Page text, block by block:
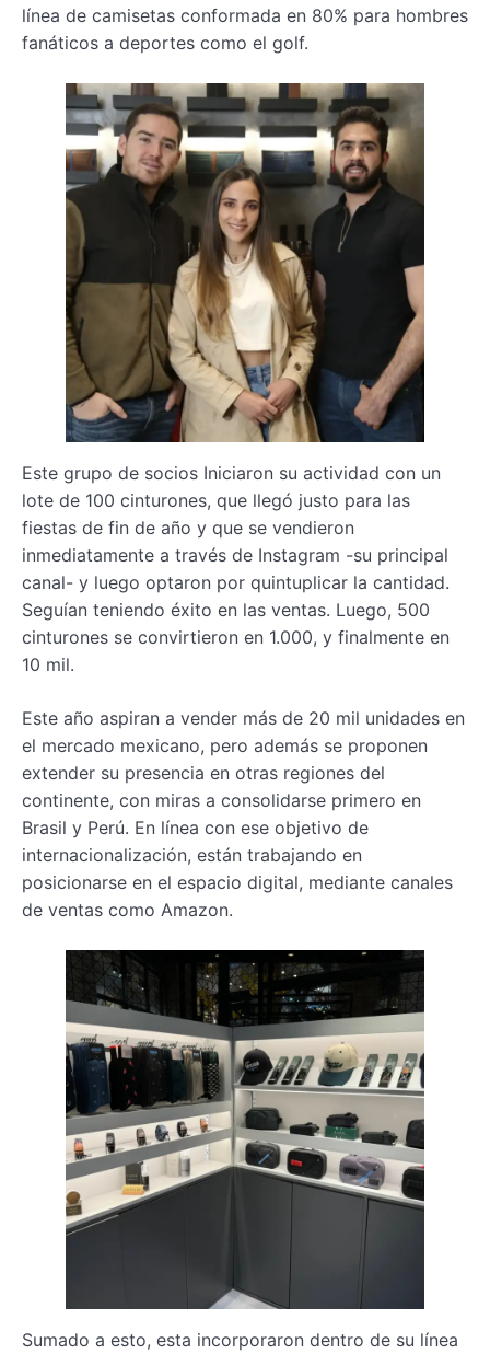
línea de camisetas conformada en 80% para hombres
fanáticos a deportes como el golf.
Este grupo de socios Iniciaron su actividad con un
lote de 100 cinturones, que llegó justo para las
fiestas de fin de año y que se vendieron
inmediatamente a través de Instagram -su principal
canal- y luego optaron por quintuplicar la cantidad.
Seguían teniendo éxito en las ventas. Luego, 500
cinturones se convirtieron en 1.000, y finalmente en
10 mil.
Este año aspiran a vender más de 20 mil unidades en
el mercado mexicano, pero además se proponen
extender su presencia en otras regiones del
continente, con miras a consolidarse primero en
Brasil y Perú. En línea con ese objetivo de
internacionalización, están trabajando en
posicionarse en el espacio digital, mediante canales
de ventas como Amazon.
Sumado a esto, esta incorporaron dentro de su línea